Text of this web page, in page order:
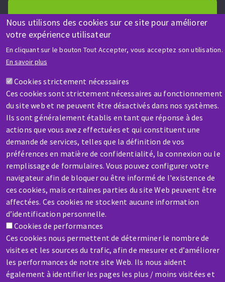
Nous utilisons des cookies sur ce site pour améliorer
votre expérience utilisateur
En cliquant sur le bouton Tout Accepter, vous acceptez son utilisation.
En savoir plus
Cookies strictement nécessaires
Ces cookies sont strictement nécessaires au fonctionnement
du site web et ne peuvent être désactivés dans nos systèmes.
Ils sont généralement établis en tant que réponse à des
actions que vous avez effectuées et qui constituent une
demande de services, telles que la définition de vos
préférences en matière de confidentialité, la connexion ou le
remplissage de formulaires. Vous pouvez configurer votre
navigateur afin de bloquer ou être informé de l'existence de
ces cookies, mais certaines parties du site Web peuvent être
affectées. Ces cookies ne stockent aucune information
d’identification personnelle.
Cookies de performances
Ces cookies nous permettent de déterminer le nombre de
visites et les sources du trafic, afin de mesurer et d’améliorer
les performances de notre site Web. Ils nous aident
également à identifier les pages les plus / moins visitées et
AIDE & CONTACT
Une question ? Un renseignement ?
Contactez-nous
SAV / RÉPARATION
Une machine cassée ? En panne ?
Contactez-nous